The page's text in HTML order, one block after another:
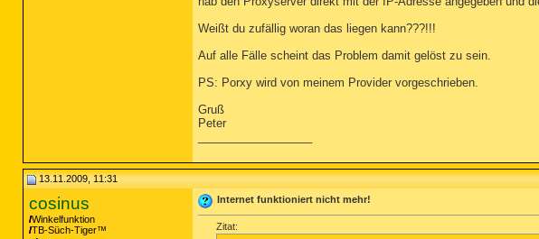
Weißt du zufällig woran das liegen kann???!!!
Auf alle Fälle scheint das Problem damit gelöst zu sein.
PS: Porxy wird von meinem Provider vorgeschrieben.
Gruß
Peter
13.11.2009, 11:31
cosinus
Winkelfunktion
TB-Süch-Tiger™
Internet funktioniert nicht mehr!
Zitat: